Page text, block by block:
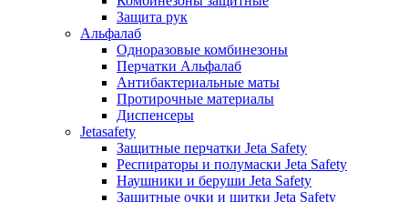
Защита рук
Альфалаб
Одноразовые комбинезоны
Перчатки Альфалаб
Антибактериальные маты
Протирочные материалы
Диспенсеры
Jetasafety
Защитные перчатки Jeta Safety
Респираторы и полумаски Jeta Safety
Наушники и беруши Jeta Safety
Защитные очки и щитки Jeta Safety